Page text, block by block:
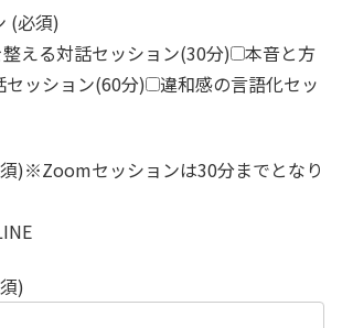
(必須)
える対話セッション(30分) 本音と方
ッション(60分) 違和感の言語化セッ
)※Zoomセッションは30分までとなり
)